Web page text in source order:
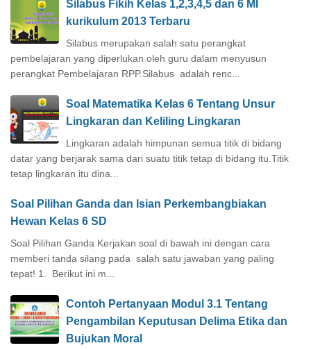
Silabus Fikih Kelas 1,2,3,4,5 dan 6 MI
kurikulum 2013 Terbaru
Silabus merupakan salah satu perangkat
pembelajaran yang diperlukan oleh guru dalam menyusun
perangkat Pembelajaran RPP.Silabus adalah renc...
Soal Matematika Kelas 6 Tentang Unsur
Lingkaran dan Keliling Lingkaran
Lingkaran adalah himpunan semua titik di bidang
datar yang berjarak sama dari suatu titik tetap di bidang itu.Titik
tetap lingkaran itu dina...
Soal Pilihan Ganda dan Isian Perkembangbiakan
Hewan Kelas 6 SD
Soal Pilihan Ganda Kerjakan soal di bawah ini dengan cara
memberi tanda silang pada salah satu jawaban yang paling
tepat! 1. Berikut ini m...
Contoh Pertanyaan Modul 3.1 Tentang
Pengambilan Keputusan Delima Etika dan
Bujukan Moral